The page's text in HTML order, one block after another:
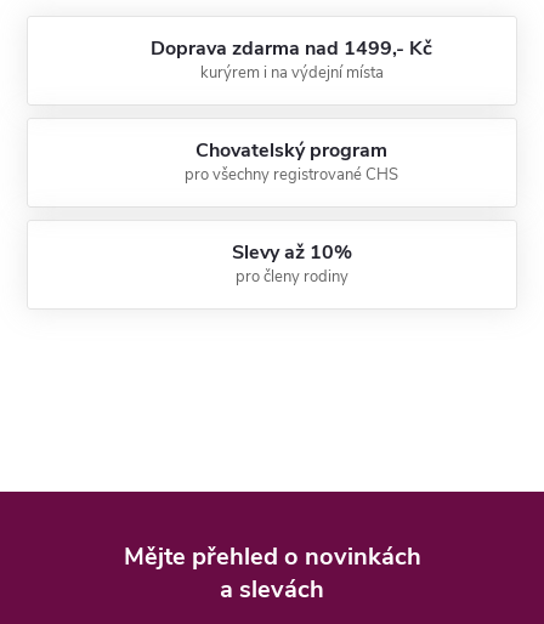
Doprava zdarma nad 1499,- Kč
kurýrem i na výdejní místa
Chovatelský program
pro všechny registrované CHS
Slevy až 10%
pro členy rodiny
Mějte přehled o novinkách
a slevách